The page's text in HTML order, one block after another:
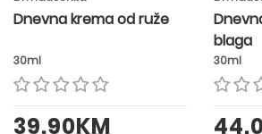
Dnevna krema od ruže
30ml
39.90KM
blaga
30ml